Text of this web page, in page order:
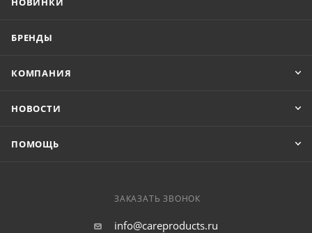
БРЕНДЫ
КОМПАНИЯ
НОВОСТИ
ПОМОЩЬ
ЗАКАЗАТЬ ЗВОНОК
info@careproducts.ru